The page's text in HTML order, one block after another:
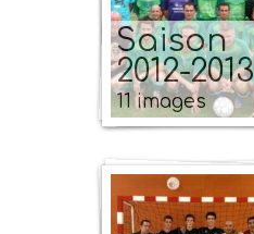
Saison
2012-2013
11 images